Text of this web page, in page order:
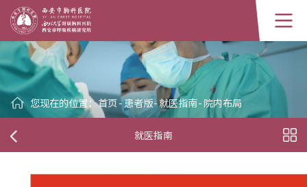
您现在的位置：首页-患者版-就医指南-院内布局
就医指南